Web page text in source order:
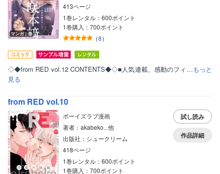
マンガ｜巻
413ページ
1巻レンタル：600ポイント
1巻購入：700ポイント
（8）
◇◆from RED vol.12 CONTENTS◆◇■人気連載、感動のフィ…もっと
見る
from RED vol.10
ボーイズラブ漫画
著者：akabeko...他
出版社：シュークリーム
418ページ
1巻レンタル：600ポイント
1巻購入：700ポイント
試し読み
作品詳細